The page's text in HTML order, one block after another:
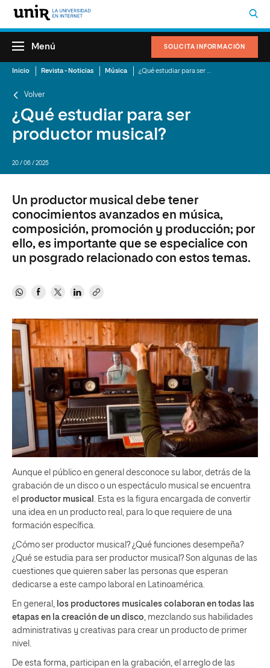
SOLICITA INFORMACIÓN
Menú
Inicio Revista - Noticias Música
Volver
¿Qué estudiar para ser
productor musical?
20 / 06 / 2025
Un productor musical debe tener
conocimientos avanzados en música,
composición, promoción y producción; por
ello, es importante que se especialice con
un posgrado relacionado con estos temas.
Aunque el público en general desconoce su labor, detrás de la
grabación de un disco o un espectáculo musical se encuentra
el productor musical
. Esta es la figura encargada de convertir
una idea en un producto real, para lo que requiere de una
formación específica.
¿Cómo ser productor musical? ¿Qué funciones desempeña?
¿Qué se estudia para ser productor musical? Son algunas de las
cuestiones que quieren saber las personas que esperan
dedicarse a este campo laboral en Latinoamérica.
En general,
los productores musicales colaboran en todas las
etapas en la creación de un disco , mezclando sus habilidades
administrativas y creativas para crear un producto de primer
nivel.
De esta forma, participan en la grabación, el arreglo de las